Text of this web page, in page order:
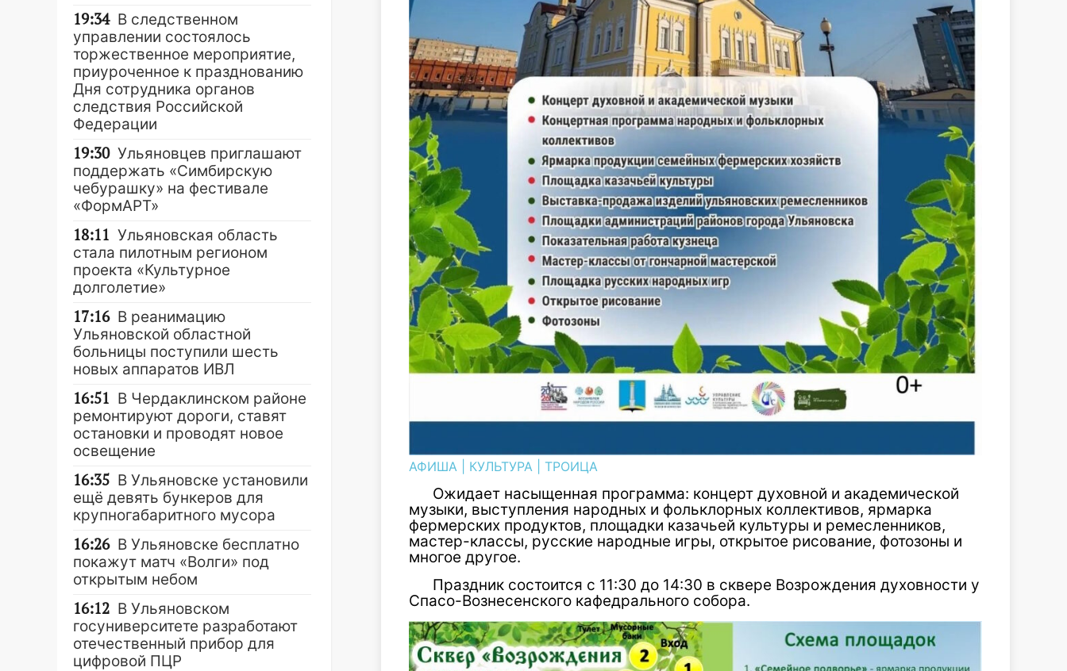
АФИША КУЛЬТУРА ТРОИЦА
Ожидает насыщенная программа: концерт духовной и академической
музыки, выступления народных и фольклорных коллективов, ярмарка
фермерских продуктов, площадки казачьей культуры и ремесленников,
мастер-классы, русские народные игры, открытое рисование, фотозоны и
многое другое.
Праздник состоится с 11:30 до 14:30 в сквере Возрождения духовности у
Спасо-Вознесенского кафедрального собора.
19:34 В следственном
управлении состоялось
торжественное мероприятие,
приуроченное к празднованию
Дня сотрудника органов
следствия Российской
Федерации
19:30 Ульяновцев приглашают
поддержать «Симбирскую
чебурашку» на фестивале
«ФормАРТ»
18:11 Ульяновская область
стала пилотным регионом
проекта «Культурное
долголетие»
17:16 В реанимацию
Ульяновской областной
больницы поступили шесть
новых аппаратов ИВЛ
16:51 В Чердаклинском районе
ремонтируют дороги, ставят
остановки и проводят новое
освещение
16:35 В Ульяновске установили
ещё девять бункеров для
крупногабаритного мусора
16:26 В Ульяновске бесплатно
покажут матч «Волги» под
открытым небом
16:12 В Ульяновском
госуниверситете разработают
отечественный прибор для
цифровой ПЦР